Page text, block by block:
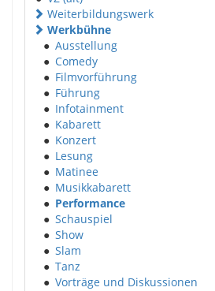
Weiterbildungswerk
Werkbühne
● Ausstellung
● Comedy
● Filmvorführung
● Führung
● Infotainment
● Kabarett
● Konzert
● Lesung
● Matinee
● Musikkabarett
● Performance
● Schauspiel
● Show
● Slam
● Tanz
● Vorträge und Diskussionen